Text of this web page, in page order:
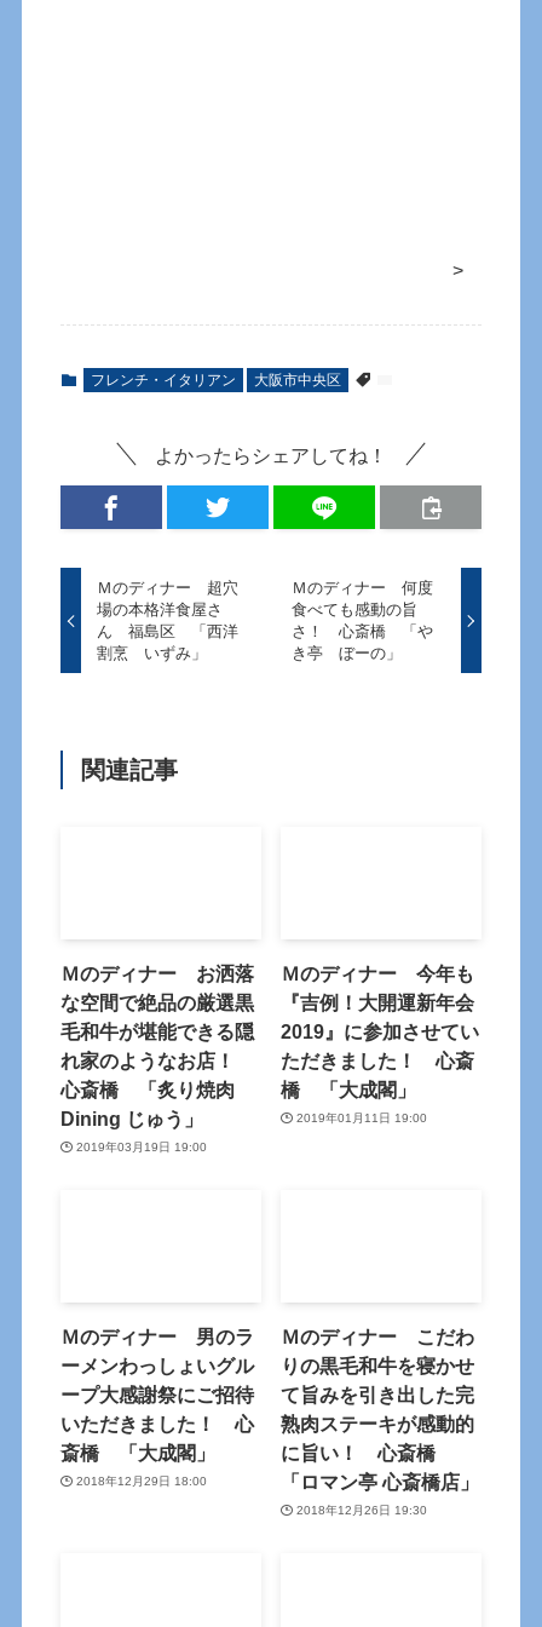
>
フレンチ・イタリアン 大阪市中央区
よかったらシェアしてね！
Ｍのディナー 超穴
場の本格洋食屋さ
ん 福島区 「西洋
割烹 いずみ」
Ｍのディナー 何度
食べても感動の旨
さ！ 心斎橋 「や
き亭 ぼーの」
関連記事
Ｍのディナー お洒落
な空間で絶品の厳選黒
毛和牛が堪能できる隠
れ家のようなお店！
心斎橋 「炙り焼肉
Dining じゅう」
2019年03月19日 19:00
Ｍのディナー 今年も
『吉例！大開運新年会
2019』に参加させてい
ただきました！ 心斎
橋 「大成閣」
2019年01月11日 19:00
Ｍのディナー 男のラ
ーメンわっしょいグル
ープ大感謝祭にご招待
いただきました！ 心
斎橋 「大成閣」
2018年12月29日 18:00
Ｍのディナー こだわ
りの黒毛和牛を寝かせ
て旨みを引き出した完
熟肉ステーキが感動的
に旨い！ 心斎橋
「ロマン亭 心斎橋店」
2018年12月26日 19:30